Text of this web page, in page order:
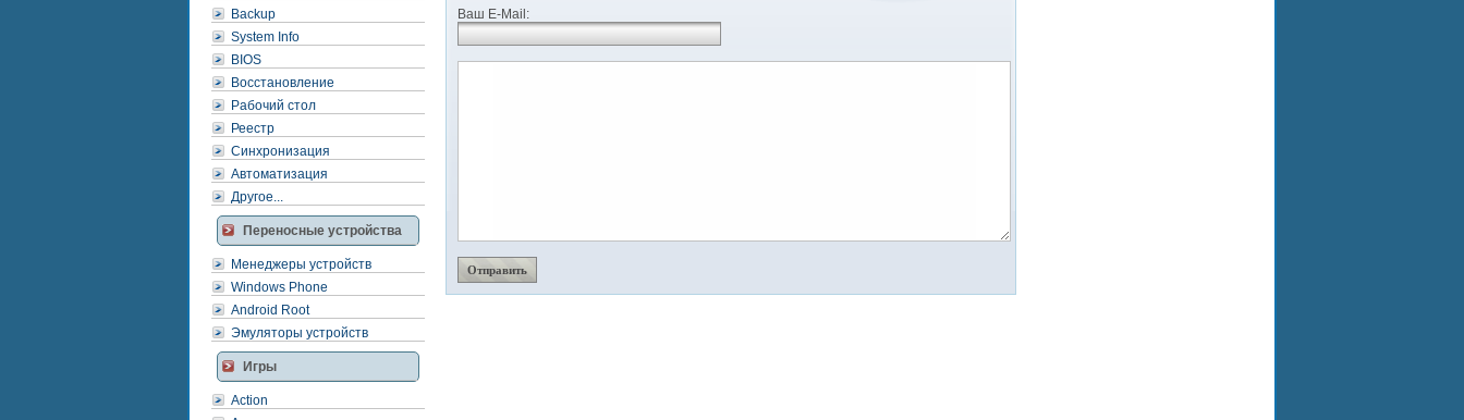
Backup
System Info
BIOS
Восстановление
Рабочий стол
Реестр
Синхронизация
Автоматизация
Другое...
Переносные устройства
Менеджеры устройств
Windows Phone
Android Root
Эмуляторы устройств
Игры
Action
Ваш E-Mail: